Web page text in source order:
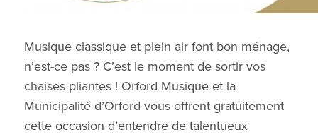
Musique classique et plein air font bon ménage,
n’est-ce pas ? C’est le moment de sortir vos
chaises pliantes ! Orford Musique et la
Municipalité d’Orford vous offrent gratuitement
cette occasion d’entendre de talentueux